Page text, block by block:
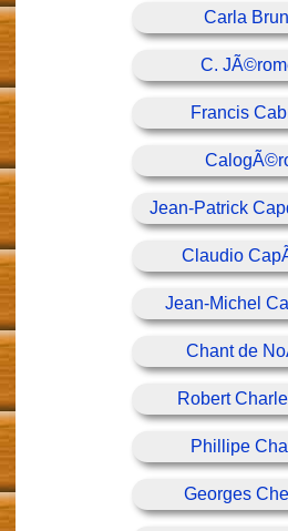
Carla
C.
Francis
Jean-Patrick
Claudio
Jean-Michel
Chant de
Robert
Phillipe
Georges